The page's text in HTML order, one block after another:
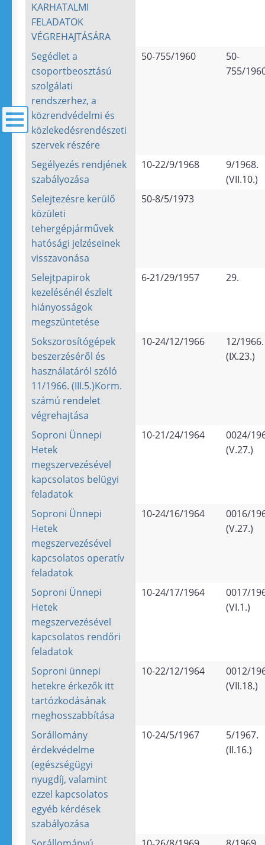
KARHATALMI
FELADATOK
VÉGREHAJTÁSÁRA
Segédlet a
csoportbeosztású
szolgálati
rendszerhez, a
közrendvédelmi és
közlekedésrendészeti
szervek részére
50-755/1960
50-
755/
Segélyezés rendjének
szabályozása
10-22/9/1968
9/1968.
(VII.10.)
Selejtezésre kerülő
közületi
tehergépjárművek
hatósági jelzéseinek
visszavonása
50-8/5/1973
Selejtpapirok
kezelésénél észlelt
hiányosságok
megszüntetése
6-21/29/1957 29.
Sokszorosítógépek
beszerzéséről és
használatáról szóló
11/1966. (III.5.)Korm.
számú rendelet
végrehajtása
10-24/12/1966
12/1966.
(IX.23.)
Soproni Ünnepi
Hetek
megszervezésével
kapcsolatos belügyi
feladatok
10-21/24/1964
0024/
(V.27.)
Soproni Ünnepi
Hetek
megszervezésével
kapcsolatos operatív
feladatok
10-24/16/1964
0016/
(V.27.)
Soproni Ünnepi
Hetek
megszervezésével
kapcsolatos rendőri
feladatok
10-24/17/1964
0017/
(VI.1.)
Soproni ünnepi
hetekre érkezők itt
tartózkodásának
meghosszabbítása
10-22/12/1964
0012/
(VII.18.)
Sorállomány
érdekvédelme
(egészségügyi
nyugdíj, valamint
ezzel kapcsolatos
egyéb kérdések
szabályozása
10-24/5/1967
5/1967.
(II.16.)